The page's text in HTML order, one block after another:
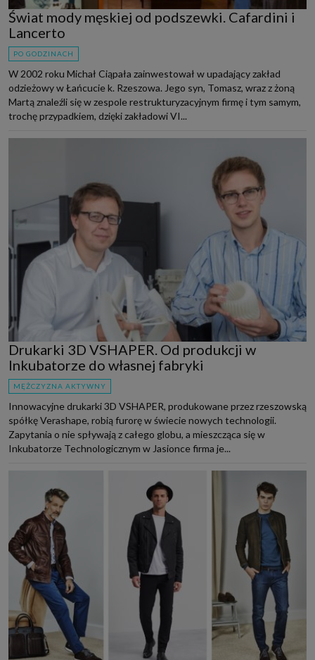
Świat mody męskiej od podszewki. Cafardini i
Lancerto
PO GODZINACH
W 2002 roku Michał Ciąpała zainwestował w upadający zakład
odzieżowy w Łańcucie k. Rzeszowa. Jego syn, Tomasz, wraz z żoną
Martą znaleźli się w zespole restrukturyzacyjnym firmę i tym samym,
trochę przypadkiem, dzięki zakładowi VI...
Drukarki 3D VSHAPER. Od produkcji w
Inkubatorze do własnej fabryki
MĘŻCZYZNA AKTYWNY
Innowacyjne drukarki 3D VSHAPER, produkowane przez rzeszowską
spółkę Verashape, robią furorę w świecie nowych technologii.
Zapytania o nie spływają z całego globu, a mieszcząca się w
Inkubatorze Technologicznym w Jasionce firma je...